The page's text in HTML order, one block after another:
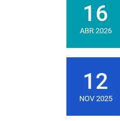
16
ABR 2026
12
NOV 2025